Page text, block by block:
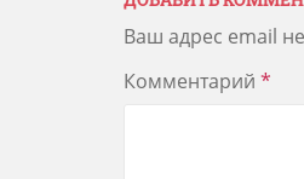
Ваш адрес email
Комментарий *